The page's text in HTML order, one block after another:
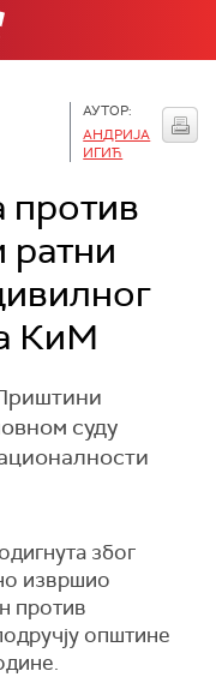
АУТОР:
АНДРИЈА
ИГИЋ
против
ратни
КиМ
суду
због
извршио
против
општине